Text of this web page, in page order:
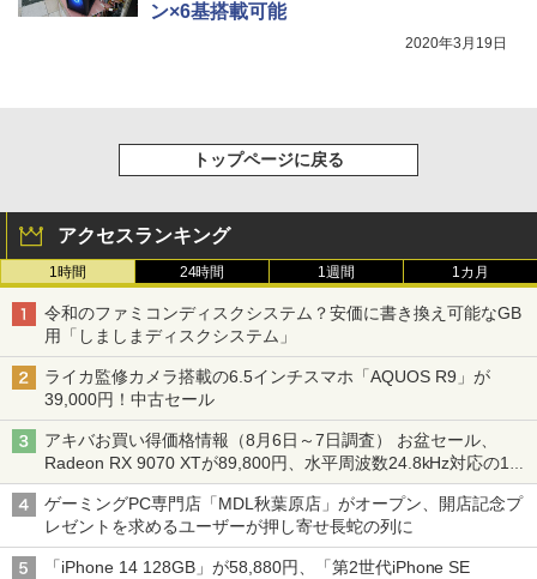
ン×6基搭載可能
2020年3月19日
トップページに戻る
アクセスランキング
1時間 24時間 1週間 1カ月
令和のファミコンディスクシステム？安価に書き換え可能なGB
用「しましまディスクシステム」
ライカ監修カメラ搭載の6.5インチスマホ「AQUOS R9」が
39,000円！中古セール
アキバお買い得価格情報（8月6日～7日調査） お盆セール、
Radeon RX 9070 XTが89,800円、水平周波数24.8kHz対応の17
型モニターが9,801円、暑さ指数連動セール ほか
ゲーミングPC専門店「MDL秋葉原店」がオープン、開店記念プ
レゼントを求めるユーザーが押し寄せ長蛇の列に
「iPhone 14 128GB」が58,880円、「第2世代iPhone SE